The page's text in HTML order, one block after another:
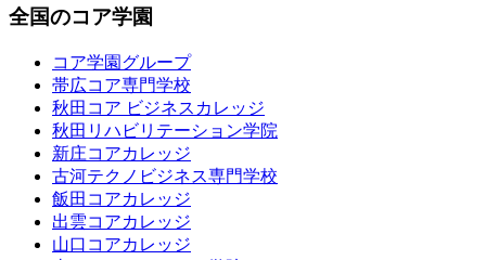
全国のコア学園
コア学園グループ
帯広コア専門学校
秋田コア ビジネスカレッジ
秋田リハビリテーション学院
新庄コアカレッジ
古河テクノビジネス専門学校
飯田コアカレッジ
出雲コアカレッジ
山口コアカレッジ